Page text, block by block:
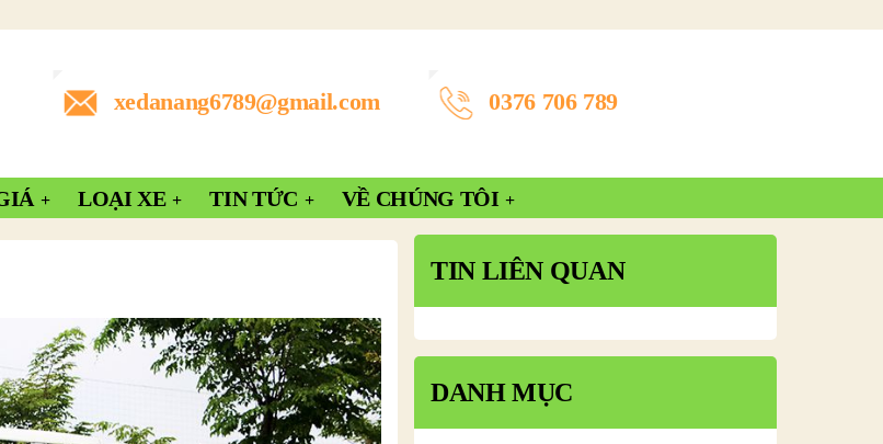
0376 706 789
xedanang6789@gmail.com
LOẠI XE TIN TỨC VỀ CHÚNG TÔI
TIN LIÊN QUAN
DANH MỤC